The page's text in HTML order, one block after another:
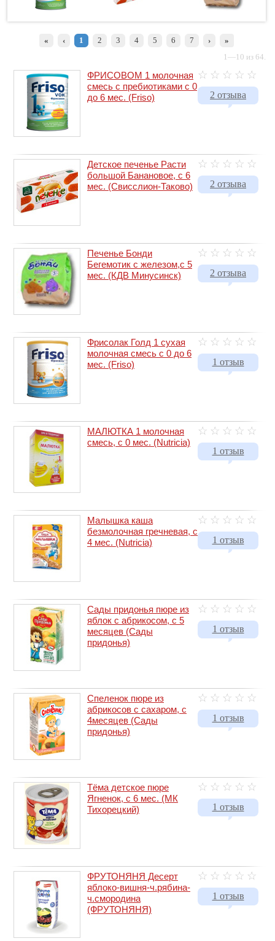
« ‹ 1 2 3 4 5 6 7 › »
1—10 из 64.
2 отзыва
ФРИСОВОМ 1 молочная
смесь с пребиотиками с 0
до 6 мес. (Friso)
2 отзыва
Детское печенье Расти
большой Банановое, с 6
мес. (Свисслион-Таково)
2 отзыва
Печенье Бонди
Бегемотик с железом,с 5
мес. (КДВ Минусинск)
1 отзыв
Фрисолак Голд 1 сухая
молочная смесь с 0 до 6
мес. (Friso)
1 отзыв
МАЛЮТКА 1 молочная
смесь, с 0 мес. (Nutricia)
1 отзыв
Малышка каша
безмолочная гречневая, с
4 мес. (Nutricia)
1 отзыв
Сады придонья пюре из
яблок с абрикосом, с 5
месяцев (Сады
придонья)
1 отзыв
Спеленок пюре из
абрикосов с сахаром, с
4месяцев (Сады
придонья)
1 отзыв
Тёма детское пюре
Ягненок, с 6 мес. (МК
Тихорецкий)
1 отзыв
ФРУТОНЯНЯ Десерт
яблоко-вишня-ч.рябина-
ч.смородина
(ФРУТОНЯНЯ)